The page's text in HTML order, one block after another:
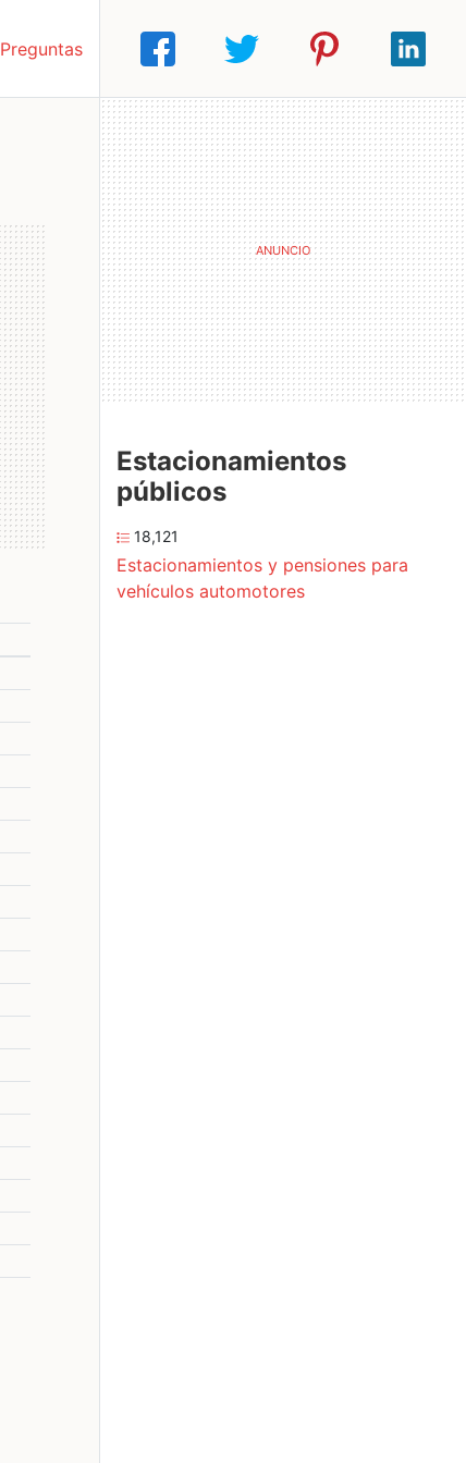
Preguntas
Estacionamientos
públicos
18,121
Estacionamientos y pensiones para
vehículos automotores